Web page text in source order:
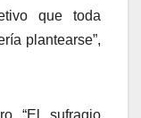
que toda
plantearse”,
“El sufragio